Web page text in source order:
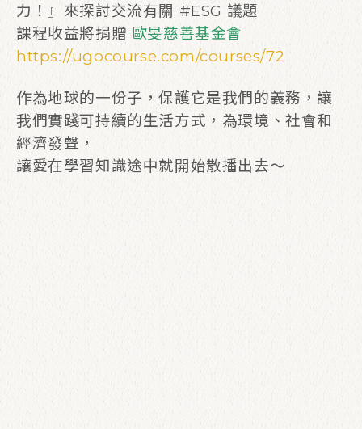
力！』來探討交流有關 #ESG 議題
課程收益將捐贈 歐旻慈善基金會
https://ugocourse.com/courses/72
作為地球的一份子，保護它是我們的義務， 讓
我們實踐可持續的生活方式，為環境、社會和
經濟發聲，
讓愛在學習知識途中就開始散播出去～